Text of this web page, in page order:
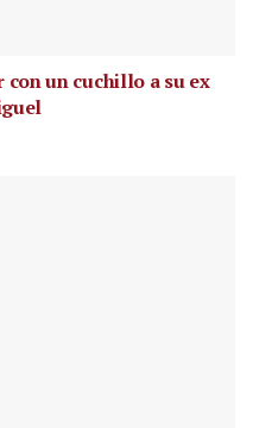
con un cuchillo a su ex